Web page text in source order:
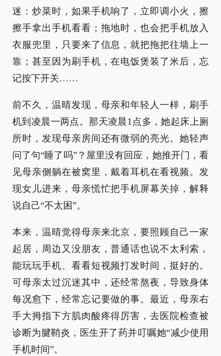
迷：炒菜时，如果手机响了，立即调小火，擦
擦手拿出手机看看；拖地时，也会把手机放入
衣服兜里，只要来了信息，就把拖把往墙上一
靠；甚至因为刷手机，在电饭煲装了米后，忘
记按下开关……
前不久，温晴发现，母亲和年轻人一样，刷手
机到凌晨一两点。那天凌晨1点多，她起床上厕
所时，发现母亲房间还有微弱的亮光。她轻声
问了句“睡了吗”？屋里没有回应，她推开门，看
见母亲侧躺在被窝里，戴着耳机在看视频。发
现女儿进来，母亲慌忙把手机屏幕关掉，解释
说自己“不太困”。
本来，温晴觉得母亲来北京，要照顾自己一家
起居，周边又没朋友，普通话也说不太利索，
能玩玩手机、看看短视频打发时间，挺好的。
可母亲太过沉迷其中，还经常熬夜，导致身体
每况愈下，经常忘记要做的事。最近，母亲右
手大拇指下方肌肉酸疼得厉害，去医院检查被
诊断为腱鞘炎，医生开了药并叮嘱她“减少使用
手机时间”。